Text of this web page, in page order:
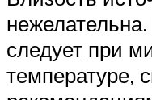
следует при
температуре,